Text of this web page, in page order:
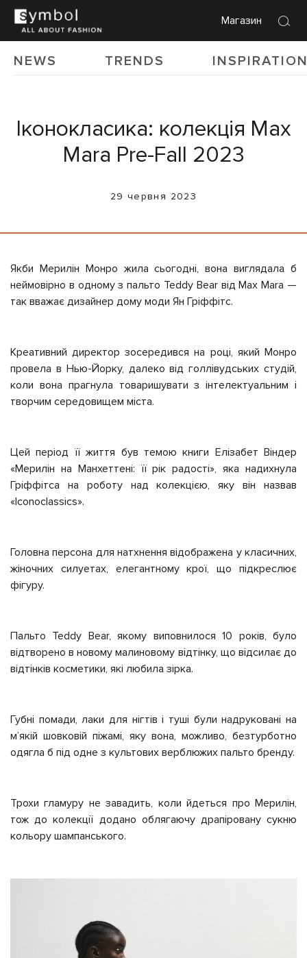
Магазин
NEWS TRENDS
Іконокласика: колекція Max
Mara Pre-Fall 2023
29 червня 2023
Якби Мерилін Монро жила сьогодні, вона виглядала б
неймовірно в одному з пальто Teddy Bear від Max Mara —
так вважає дизайнер дому моди Ян Гріффітс.
Креативний директор зосередився на році, який Монро
провела в Нью-Йорку, далеко від голлівудських студій,
коли вона прагнула товаришувати з інтелектуальним і
творчим середовищем міста.
Цей період її життя був темою книги Елізабет Віндер
«Мерилін на Манхеттені: її рік радості», яка надихнула
Гріффітса на роботу над колекцією, яку він назвав
«Iconoclassics».
Головна персона для натхнення відображена у класичних,
жіночних силуетах, елегантному крої, що підкреслює
фігуру.
Пальто Teddy Bear, якому виповнилося 10 років, було
відтворено в новому малиновому відтінку, що відсилає до
відтінків косметики, які любила зірка.
Губні помади, лаки для нігтів і туші були надруковані на
м’якій шовковій піжамі, яку вона, можливо, безтурботно
одягла б під одне з культових верблюжих пальто бренду.
Трохи гламуру не завадить, коли йдеться про Мерилін,
тож до колекції додано облягаючу драпіровану сукню
кольору шампанського.